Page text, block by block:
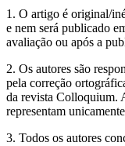
1. O artigo é original/
e nem será publicado
avaliação ou após a
2. Os autores são
pela correção
da revista Colloquium.
representam
3. Todos os autores